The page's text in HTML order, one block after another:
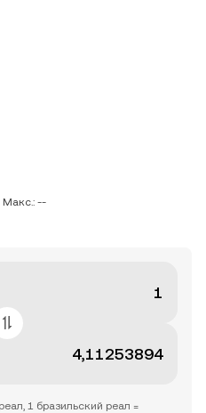
Макс.: --
1 бразильский реал =